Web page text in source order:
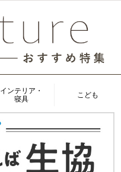
インテリア・
寝具
こども